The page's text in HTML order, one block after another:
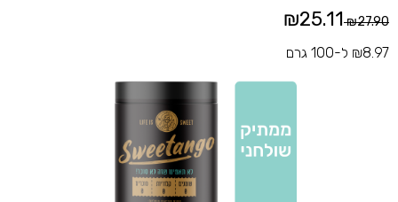
Price reduced from
₪27.90
to
₪25.11
₪8.97 ל-100 גרם